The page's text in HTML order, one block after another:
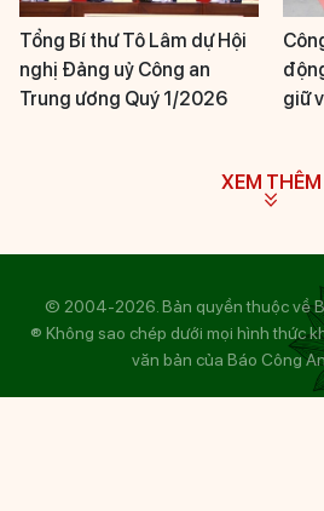
Tổng Bí thư Tô Lâm dự Hội
nghị Đảng uỷ Công an
Trung ương Quý 1/2026
giữ
XEM THÊM
© 2004-2026. Bản quyền thuộc về
® Không sao chép dưới mọi hình thức
văn bản của Báo Công